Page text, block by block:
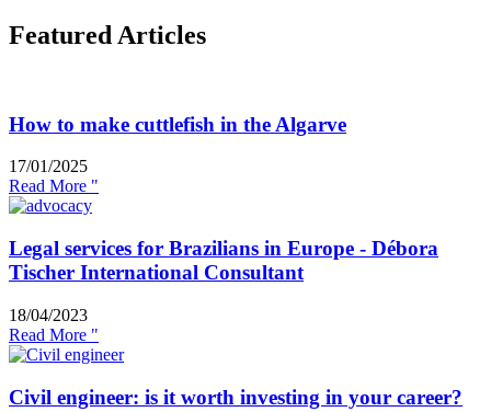
Featured Articles
How to make cuttlefish in the Algarve
17/01/2025
Read More "
Legal services for Brazilians in Europe - Débora
Tischer International Consultant
18/04/2023
Read More "
Civil engineer: is it worth investing in your career?